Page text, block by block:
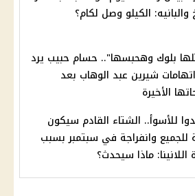
والبانيه: الكيلو وصل لكام؟
بلوك وهحبسها".. حسام حبيب يرد
شيرين عبد الوهاب بعد
الأخيرة
للأسوأ.. الشتاء القادم سيكون
وانفراجة في سبتمبر بسبب
اللانينا: ماذا سيحدث؟